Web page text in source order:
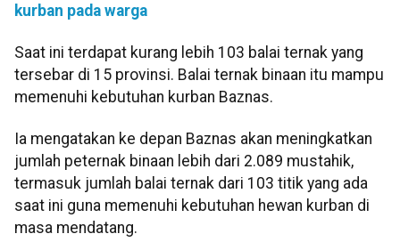
kurban pada warga
Saat ini terdapat kurang lebih 103 balai ternak yang
tersebar di 15 provinsi. Balai ternak binaan itu mampu
memenuhi kebutuhan kurban Baznas.
Ia mengatakan ke depan Baznas akan meningkatkan
jumlah peternak binaan lebih dari 2.089 mustahik,
termasuk jumlah balai ternak dari 103 titik yang ada
saat ini guna memenuhi kebutuhan hewan kurban di
masa mendatang.